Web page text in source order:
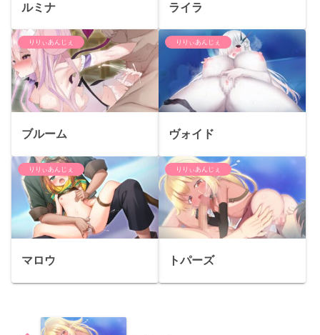
ルミナ ライラ
りりぃあんじぇ
ブルーム
りりぃあんじぇ
ヴォイド
りりぃあんじぇ
マロウ
りりぃあんじぇ
トパーズ